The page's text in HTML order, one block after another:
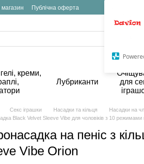
магазин Публічна оферта
креми,
Лубриканти
для
Секс іграшки Насадки та кільця Насадки на
Black Velvet Sleeve Vibe для чоловіків з 10 режимами
на пеніс з
Vibe Orion